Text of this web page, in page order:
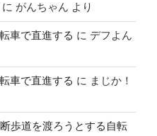
に がんちゃん より
車で直進する に デフよん
車で直進する に まじか！
歩道を渡ろうとする自転